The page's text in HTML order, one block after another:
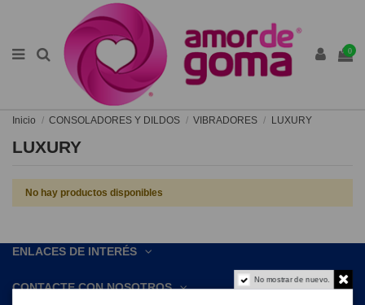
0
Inicio CONSOLADORES Y DILDOS VIBRADORES LUXURY
LUXURY
No hay productos disponibles
ENLACES DE INTERÉS
CONTACTE CON NOSOTROS
No mostrar de nuevo.